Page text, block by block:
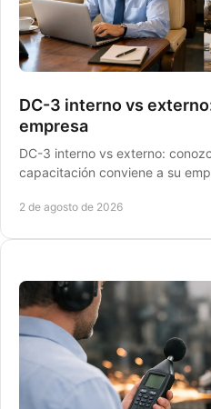
DC-3 interno vs
empresa
DC-3 interno vs externo:
capacitación conviene a su
2 de agosto de 2026